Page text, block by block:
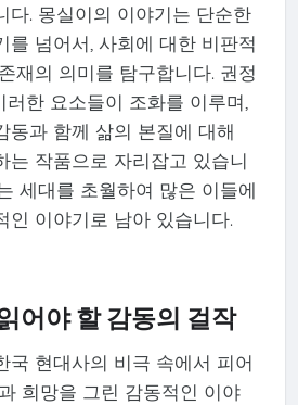
다. 몽실이의 이야기는 단순한
를 넘어서, 사회에 대한 비판적
재의 의미를 탐구합니다. 권정
한 요소들이 조화를 이루며,
동과 함께 삶의 본질에 대해
는 작품으로 자리잡고 있습니
세대를 초월하여 많은 이들에
인 이야기로 남아 있습니다.
어야 할 감동의 걸작
국 현대사의 비극 속에서 피어
희망을 그린 감동적인 이야